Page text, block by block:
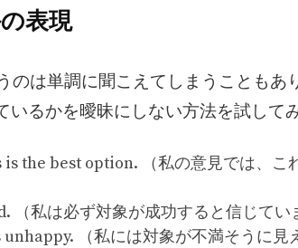
表現
のは単調に聞こえてしまうこともあ
いるかを曖昧にしない方法を試して
the best option. （私の意見では、こ
私は必ず対象が成功すると信じてい
（私には対象が不満そうに見